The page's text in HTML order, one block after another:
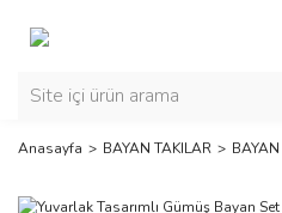
Anasayfa BAYAN TAKILAR